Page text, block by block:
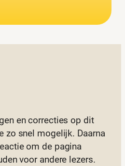
en correcties op dit
zo snel mogelijk. Daarna
om de pagina
voor andere lezers.